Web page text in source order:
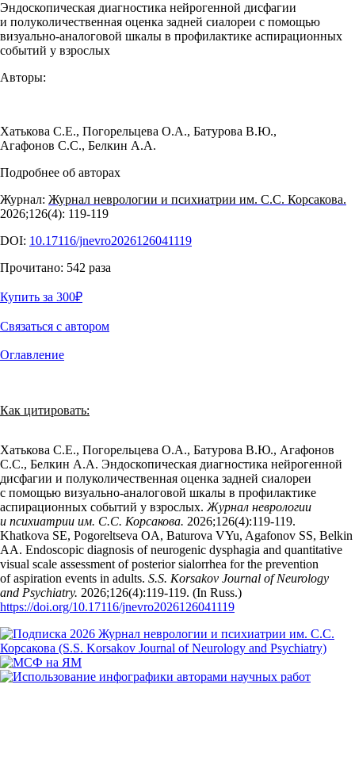
Эндоскопическая диагностика нейрогенной дисфагии
и полуколичественная оценка задней сиалореи с помощью
визуально-аналоговой шкалы в профилактике аспирационных
событий у взрослых
Авторы:
Хатькова С.Е., Погорельцева О.А., Батурова В.Ю.,
Агафонов С.С., Белкин А.А.
Подробнее об авторах
Журнал: Журнал неврологии и психиатрии им. С.С. Корсакова.
2026;126(4): 119‑119
DOI: 10.17116/jnevro2026126041119
Прочитано: 542 раза
Купить за 300₽
Связаться с автором
Оглавление
Как цитировать:
Хатькова С.Е., Погорельцева О.А., Батурова В.Ю., Агафонов
С.С., Белкин А.А. Эндоскопическая диагностика нейрогенной
дисфагии и полуколичественная оценка задней сиалореи
с помощью визуально-аналоговой шкалы в профилактике
аспирационных событий у взрослых. Журнал неврологии
и психиатрии им. С.С. Корсакова. 2026;126(4):119‑119.
Khatkova SE, Pogoreltseva OA, Baturova VYu, Agafonov SS, Belkin
AA. Endoscopic diagnosis of neurogenic dysphagia and quantitative
visual scale assessment of posterior sialorrhea for the prevention
of aspiration events in adults. S.S. Korsakov Journal of Neurology
and Psychiatry. 2026;126(4):119‑119. (In Russ.)
https://doi.org/10.17116/jnevro2026126041119